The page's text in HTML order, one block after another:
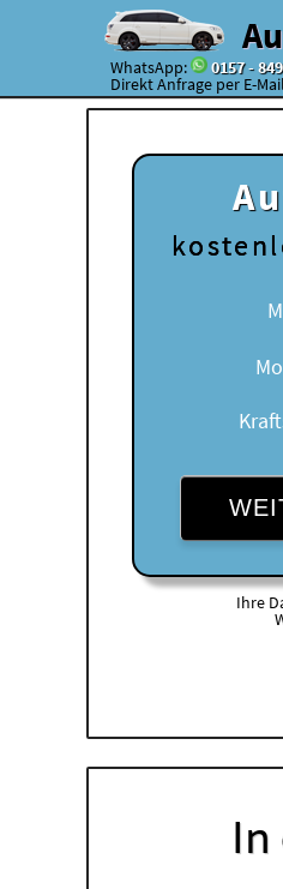
WhatsApp: 0157 -
Direkt Anfrage per E-
Ihre
In